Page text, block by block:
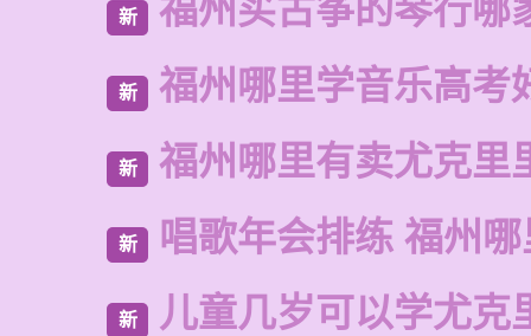
新 福州买古筝的琴行哪
新 福州哪里学音乐高考
新 福州哪里有卖尤克里
新 唱歌年会排练 福州
新 儿童几岁可以学尤克